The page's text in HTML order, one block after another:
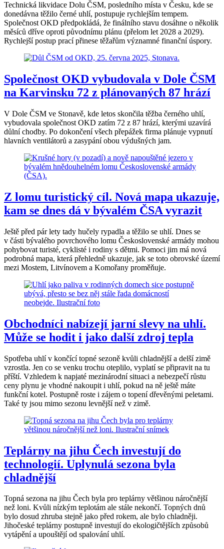
Technická likvidace Dolu ČSM, posledního místa v Česku, kde se
donedávna těžilo černé uhlí, postupuje rychlejším tempem.
Společnost OKD předpokládá, že finálního stavu dosáhne o několik
měsíců dříve oproti původnímu plánu (přelom let 2028 a 2029).
Rychlejší postup prací přinese těžařům významné finanční úspory.
Společnost OKD vybudovala v Dole ČSM
na Karvinsku 72 z plánovaných 87 hrází
V Dole ČSM ve Stonavě, kde letos skončila těžba černého uhlí,
vybudovala společnost OKD zatím 72 z 87 hrází, kterými uzavírá
důlní chodby. Po dokončení všech přepážek firma plánuje vypnutí
hlavních ventilátorů a zasypání obou výdušných jam.
Z lomu turistický cíl. Nová mapa ukazuje,
kam se dnes dá v bývalém ČSA vyrazit
Ještě před pár lety tady hučely rypadla a těžilo se uhlí. Dnes se
v části bývalého povrchového lomu Československé armády mohou
pohybovat turisté, cyklisté i rodiny s dětmi. Pomoci jim má nová
podrobná mapa, která přehledně ukazuje, jak se toto obrovské území
mezi Mostem, Litvínovem a Komořany proměňuje.
Obchodníci nabízejí jarní slevy na uhlí.
Může se hodit i jako další zdroj tepla
Spotřeba uhlí v končící topné sezoně kvůli chladnější a delší zimě
vzrostla. Jen co se venku trochu oteplilo, vyplatí se připravit na tu
příští. Vzhledem k napjaté mezinárodní situaci a nebezpečí růstu
ceny plynu je vhodné nakoupit i uhlí, pokud na ně ještě máte
funkční kotel. Postupně roste i zájem o topení dřevěnými peletami.
Také ty jsou mimo sezonu levnější než v zimě.
Teplárny na jihu Čech investují do
technologií. Uplynulá sezona byla
chladnější
Topná sezona na jihu Čech byla pro teplárny většinou náročnější
než loni. Kvůli nízkým teplotám ale stále nekončí. Topných dnů
bylo dosud zhruba stejně jako před rokem, ale bylo chladněji.
Jihočeské teplárny postupně investují do ekologičtějších způsobů
vytápění a upouštějí od spalování uhlí.